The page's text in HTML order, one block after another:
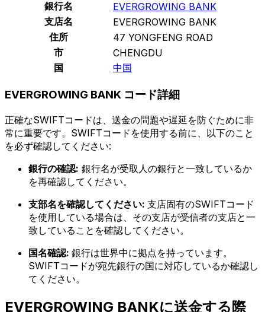
銀行名
EVERGROWING BANK
支店名
EVERGROWING BANK
住所
47 YONGFENG ROAD
市
CHENGDU
国
中国
EVERGROWING BANK コード詳細
正確なSWIFTコードは、送金の問題や遅延を防ぐために非
常に重要です。SWIFTコードを使用する前に、以下のこと
を必ず確認してください:
銀行の確認: 銀行名が受取人の銀行と一致しているか
を再確認してください。
支部名を確認してください: 支店固有のSWIFTコード
を使用している場合は、その支店が受信者の支店と一
致していることを確認してください。
国名確認: 銀行は世界中に拠点を持っています。
SWIFTコードが宛先銀行の国に対応しているか確認し
てください。
EVERGROWING BANKに送金する際